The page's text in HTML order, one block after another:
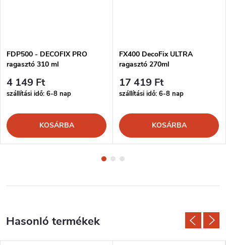
FDP500 - DECOFIX PRO
ragasztó 310 ml
4 149 Ft
szállítási idő: 6-8 nap
KOSÁRBA
FX400 DecoFix ULTRA
ragasztó 270ml
17 419 Ft
szállítási idő: 6-8 nap
KOSÁRBA